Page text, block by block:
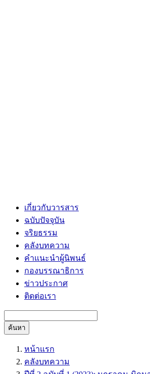
เกี่ยวกับวารสาร
ฉบับปัจจุบัน
จริยธรรม
คลังบทความ
คำแนะนำผู้นิพนธ์
กองบรรณาธิการ
ข่าวประกาศ
ติดต่อเรา
ค้นหา
หน้าแรก
คลังบทความ